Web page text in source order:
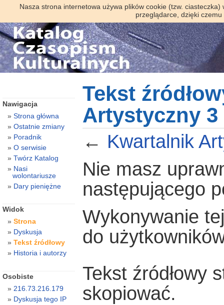
Nasza strona internetowa używa plików cookie (tzw.
przeglądarce, dzięki
Tekst
Artystyczny 3
← Kwartalnik
Nie masz
następującego
Wykonywanie
do
Tekst źródłowy
skopiować.
Nawigacja
Strona główna
Ostatnie zmiany
Poradnik
O serwisie
Twórz Katalog
Nasi
wolontariusze
Dary pieniężne
Widok
Strona
Dyskusja
Tekst źródłowy
Historia i autorzy
Osobiste
216.73.216.179
Dyskusja tego IP